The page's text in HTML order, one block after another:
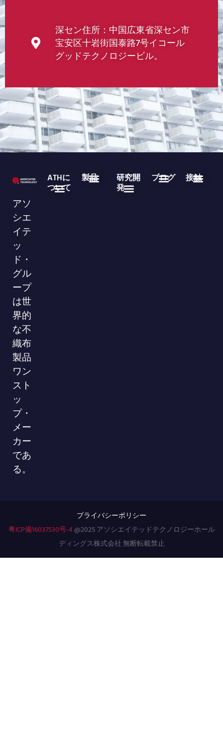
深セン住所：中国広東省深セン市
宝安区十岩街国泰路7号イコール
グッドテクノロジービル。
アソ
シエ
イテ
ッ
ド・
グル
ープ
は世
界的
な不
織布
製品
ワン
スト
ッ
プ・
メー
カー
であ
る。
ATHに
ついて
製品
研究開
発
ブログ 接触
プライバシーポリシー
粤ICP備16037530号-4@2025 アソシエイテッドテクノロジーホール
ディングス株式会社 無断転載禁止